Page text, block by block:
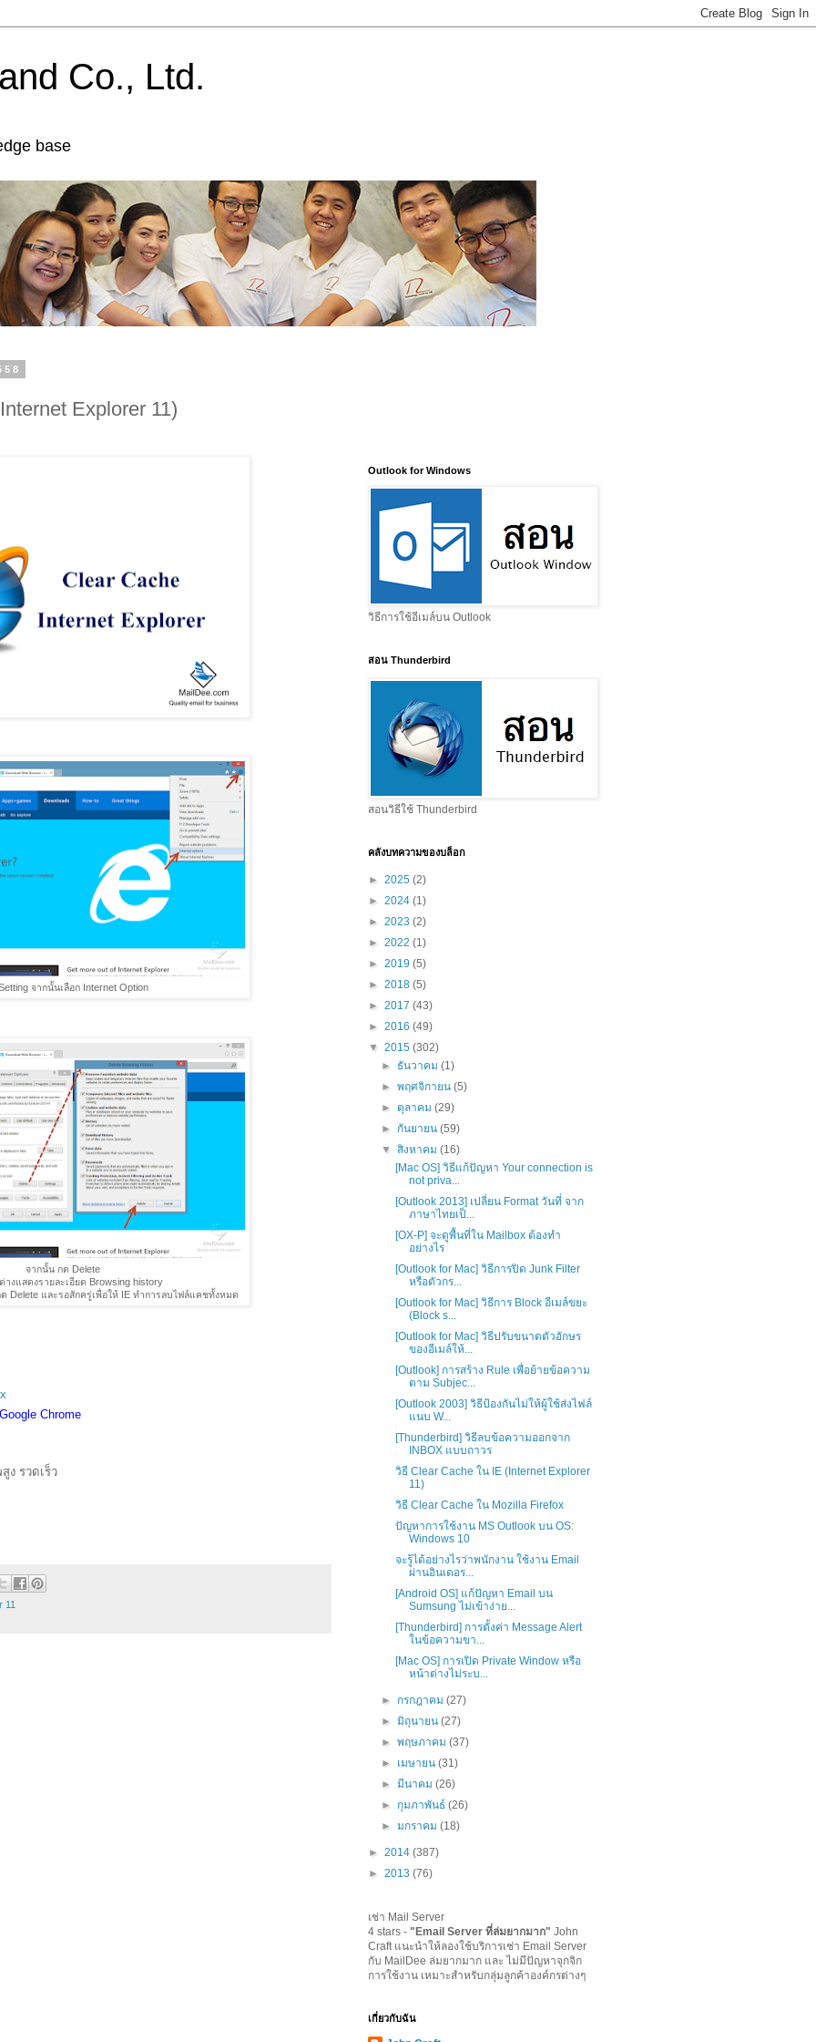
Co., Ltd.
base
Explorer 11)
จากนั้นเลือก Internet Option
จากนั้น กด Delete
งแสดงรายละเอียด Browsing history
Delete และรอสักครู่เพื่อให้ IE ทำการลบไฟล์แคชทั้งหมด
Chrome
รวดเร็ว
11
Outlook for Windows
วิธีการใช้อีเมล์บน Outlook
สอน Thunderbird
สอนวิธีใช้ Thunderbird
คลังบทความของบล็อก
► 2025 (2)
► 2024 (1)
► 2023 (2)
► 2022 (1)
► 2019 (5)
► 2018 (5)
► 2017 (43)
► 2016 (49)
▼ 2015 (302)
► ธันวาคม(1)
►พฤศจิกายน(5)
►ตุลาคม(29)
► กันยายน(59)
▼สิงหาคม(16)
[Mac OS] วิธีแก้ปัญหา Your connection is
not priva...
[Outlook 2013] เปลี่ยน Format วันที่ จาก
ภาษาไทยเป็...
[OX-P] จะดูพื้นที่ใน Mailbox ต้องทำ
อย่างไร
[Outlook for Mac] วิธีการปิด Junk Filter
หรือตัวกร...
[Outlook for Mac] วิธีการ Block อีเมล์ขยะ
(Block s...
[Outlook for Mac] วิธีปรับขนาดตัวอักษร
ของอีเมล์ให้...
[Outlook] การสร้าง Rule เพื่อย้ายข้อความ
ตาม Subjec...
[Outlook 2003] วิธีป้องกันไม่ให้ผู้ใช้ส่งไฟล์
แนบ W...
[Thunderbird] วิธีลบข้อความออกจาก
INBOX แบบถาวร
วิธี Clear Cache ใน IE (Internet Explorer
11)
วิธี Clear Cache ใน Mozilla Firefox
ปัญหาการใช้งาน MS Outlook บน OS:
Windows 10
จะรู้ได้อย่างไรว่าพนักงาน ใช้งาน Email
ผ่านอินเตอร...
[Android OS] แก้ปัญหา Email บน
Sumsung ไม่เข้าง่าย...
[Thunderbird] การตั้งค่า Message Alert
ในข้อความขา...
[Mac OS] การเปิด Private Window หรือ
หน้าต่างไม่ระบ...
► กรกฎาคม(27)
►มิถุนายน(27)
►พฤษภาคม(37)
► เมษายน(31)
►มีนาคม(26)
► กุมภาพันธ์(26)
►มกราคม(18)
► 2014 (387)
► 2013 (76)
เช่า Mail Server
4 stars - " Email Server ที่ล่มยากมาก" John
Craft แนะนำให้ลองใช้บริการเช่า Email Server
กับ MailDee ล่มยากมาก และ ไม่มีปัญหาจุกจิก
การใช้งาน เหมาะสำหรับกลุ่มลูกค้าองค์กรต่างๆ
เกี่ยวกับฉัน